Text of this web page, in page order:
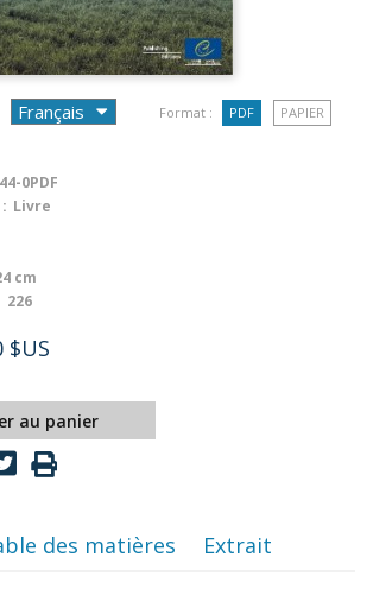
Format : PDF PAPIER
0PDF
Livre
cm
226
$US
au panier
des matières Extrait